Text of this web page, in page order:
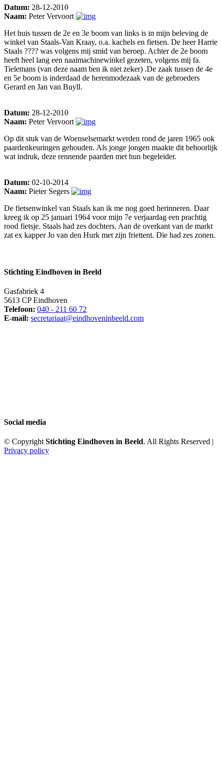
Datum: 28-12-2010
Naam: Peter Vervoort
Het huis tussen de 2e en 3e boom van links is in mijn beleving de
winkel van Staals-Van Kraay, o.a. kachels en fietsen. De heer Harrie
Staals ???? was volgens mij smid van beroep. Achter de 2e boom
heeft heel lang een naaimachinewinkel gezeten, volgens mij fa.
Tielemans (van deze naam ben ik niet zeker) .De zaak tussen de 4e
en 5e boom is inderdaad de herenmodezaak van de gebroeders
Gerard en Jan van Buyll.
Datum: 28-12-2010
Naam: Peter Vervoort
Op dit stuk van de Woenselsemarkt werden rond de jaren 1965 ook
paardenkeuringen gehouden. Als jonge jongen maakte dit behoorlijk
wat indruk, deze rennende paarden met hun begeleider.
Datum: 02-10-2014
Naam: Pieter Segers
De fietsenwinkel van Staals kan ik me nog goed herinneren. Daar
kreeg ik op 25 januari 1964 voor mijn 7e verjaardag een prachtig
rood fietsje. Staals had zes dochters. Aan de overkant van de markt
zat ex kapper Jo van den Hurk met zijn friettent. Die had zes zonen.
Stichting Eindhoven in Beeld
Gasfabriek 4
5613 CP Eindhoven
Telefoon: 040 - 211 60 72
E-mail: secretariaat@eindhoveninbeeld.com
Social media
© CopyrightStichting Eindhoven in Beeld. All Rights Reserved |
Privacy policy